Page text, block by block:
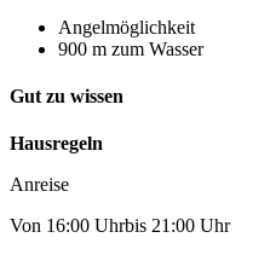
Angelmöglichkeit
900 m zum Wasser
Gut zu wissen
Hausregeln
Anreise
Von 16:00 Uhrbis 21:00 Uhr